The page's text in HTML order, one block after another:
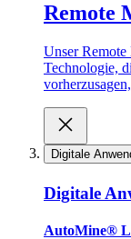
Remote
Unser
Technologie,
Digitale
Digitale
AutoMine®